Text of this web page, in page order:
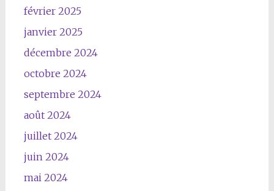
février 2025
janvier 2025
décembre 2024
octobre 2024
septembre 2024
août 2024
juillet 2024
juin 2024
mai 2024